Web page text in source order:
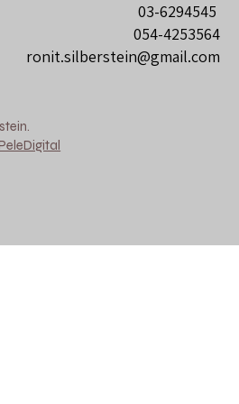
054-4253564
ronit.silberstein@gmail.com
PeleDigital